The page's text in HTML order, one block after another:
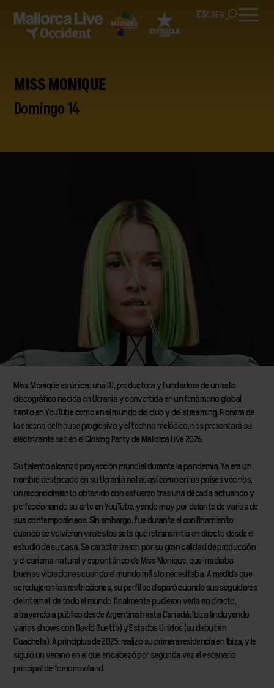
ESCAEN
MISS MONIQUE
Domingo 14
Miss Monique es única: una DJ, productora y fundadora de un sello
discográfico nacida en Ucrania y convertida en un fenómeno global
tanto en YouTube como en el mundo del club y del streaming. Pionera de
la escena del house progresivo y el techno melódico, nos presentará su
electrizante set en el Closing Party de Mallorca Live 2026.
Su talento alcanzó proyección mundial durante la pandemia. Ya era un
nombre destacado en su Ucrania natal, así como en los países vecinos,
un reconocimiento obtenido con esfuerzo tras una década actuando y
perfeccionando su arte en YouTube, yendo muy por delante de varios de
sus contemporáneos. Sin embargo, fue durante el confinamiento
cuando se volvieron virales los sets que retransmitía en directo desde el
estudio de su casa. Se caracterizaron por su gran calidad de producción
y el carisma natural y espontáneo de Miss Monique, que irradiaba
buenas vibraciones cuando el mundo más lo necesitaba. A medida que
se redujeron las restricciones, su perfil se disparó cuando sus seguidores
de internet de todo el mundo finalmente pudieron verla en directo,
atrayendo a público desde Argentina hasta Canadá, Ibiza (incluyendo
varios shows con David Guetta) y Estados Unidos (su debut en
Coachella). A principios de 2025, realizó su primera residencia en Ibiza, y le
siguió un verano en el que encabezó por segunda vez el escenario
principal de Tomorrowland.